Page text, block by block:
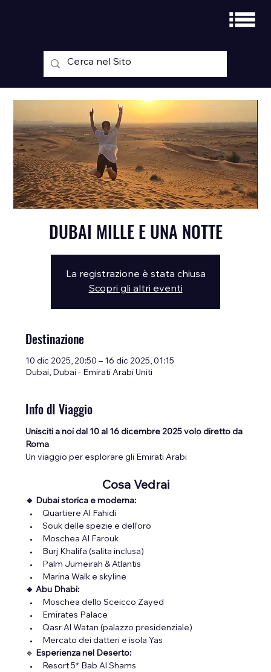
DUBAI MILLE E UNA NOTTE
La registrazione è stata chiusa
Scopri gli altri eventi
Destinazione
10 dic 2025, 20:50 – 16 dic 2025, 01:15
Dubai, Dubai - Emirati Arabi Uniti
Info dI Viaggio
Unisciti a noi dal 10 al 16 dicembre 2025 volo diretto da
Roma
Un viaggio per esplorare gli Emirati Arabi
Cosa Vedrai
🔹 Dubai storica e moderna:
Quartiere Al Fahidi
Souk delle spezie e dell’oro
Moschea Al Farouk
Burj Khalifa (salita inclusa)
Palm Jumeirah & Atlantis
Marina Walk e skyline
🔹 Abu Dhabi:
Moschea dello Sceicco Zayed
Emirates Palace
Qasr Al Watan (palazzo presidenziale)
Mercato dei datteri e isola Yas
🔹 Esperienza nel Deserto:
Resort 5* Bab Al Shams